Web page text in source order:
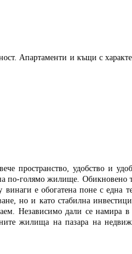
. Апартаменти и къщи с
пространство, удобство и
по-голямо жилище. Обикновено
е обогатена поне с една
но и като стабилна
Независимо дали се намира в
жилища на пазара на